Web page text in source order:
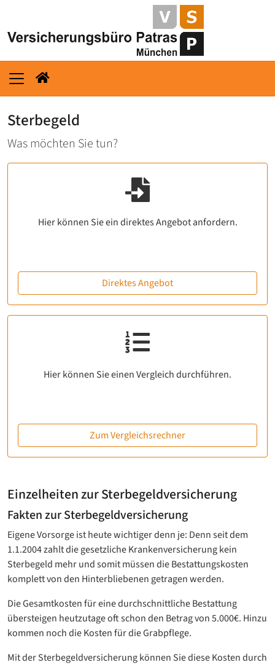
Sterbegeld
Was möchten Sie tun?
Hier können Sie ein direktes Angebot anfordern.
Direktes Angebot
Hier können Sie einen Vergleich durchführen.
Zum Vergleichsrechner
Einzelheiten zur Sterbegeldversicherung
Fakten zur Sterbegeldversicherung
Eigene Vorsorge ist heute wichtiger denn je: Denn seit dem
1.1.2004 zahlt die gesetzliche Krankenversicherung kein
Sterbegeld mehr und somit müssen die Bestattungskosten
komplett von den Hinterbliebenen getragen werden.
Die Gesamtkosten für eine durchschnittliche Bestattung
übersteigen heutzutage oft schon den Betrag von 5.000€. Hinzu
kommen noch die Kosten für die Grabpflege.
Mit der Sterbegeldversicherung können Sie diese Kosten durch